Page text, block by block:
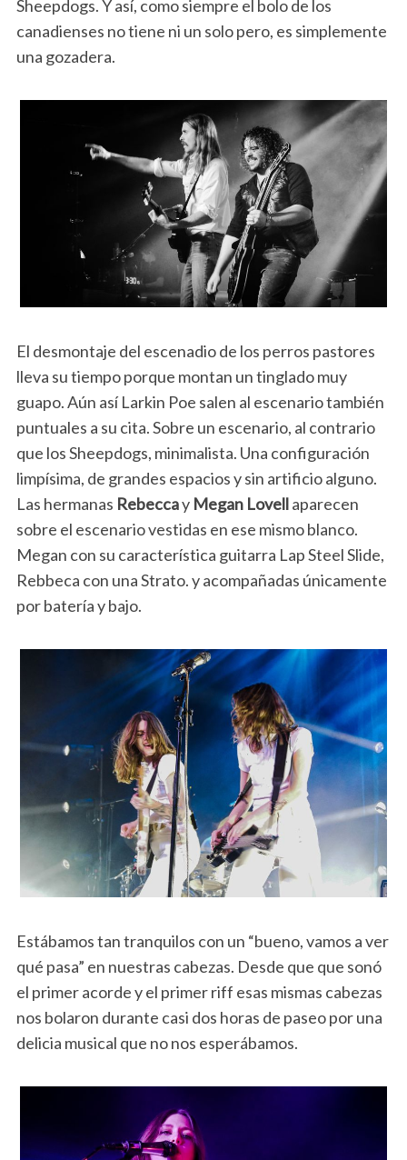
Sheepdogs. Y así, como siempre el bolo de los
canadienses no tiene ni un solo pero, es simplemente
una gozadera.
El desmontaje del escenadio de los perros pastores
lleva su tiempo porque montan un tinglado muy
guapo. Aún así Larkin Poe salen al escenario también
puntuales a su cita. Sobre un escenario, al contrario
que los Sheepdogs, minimalista. Una configuración
limpísima, de grandes espacios y sin artificio alguno.
Las hermanas Rebeccay Megan Lovellaparecen
sobre el escenario vestidas en ese mismo blanco.
Megan con su característica guitarra Lap Steel Slide,
Rebbeca con una Strato. y acompañadas únicamente
por batería y bajo.
Estábamos tan tranquilos con un “bueno, vamos a ver
qué pasa” en nuestras cabezas. Desde que que sonó
el primer acorde y el primer riff esas mismas cabezas
nos bolaron durante casi dos horas de paseo por una
delicia musical que no nos esperábamos.